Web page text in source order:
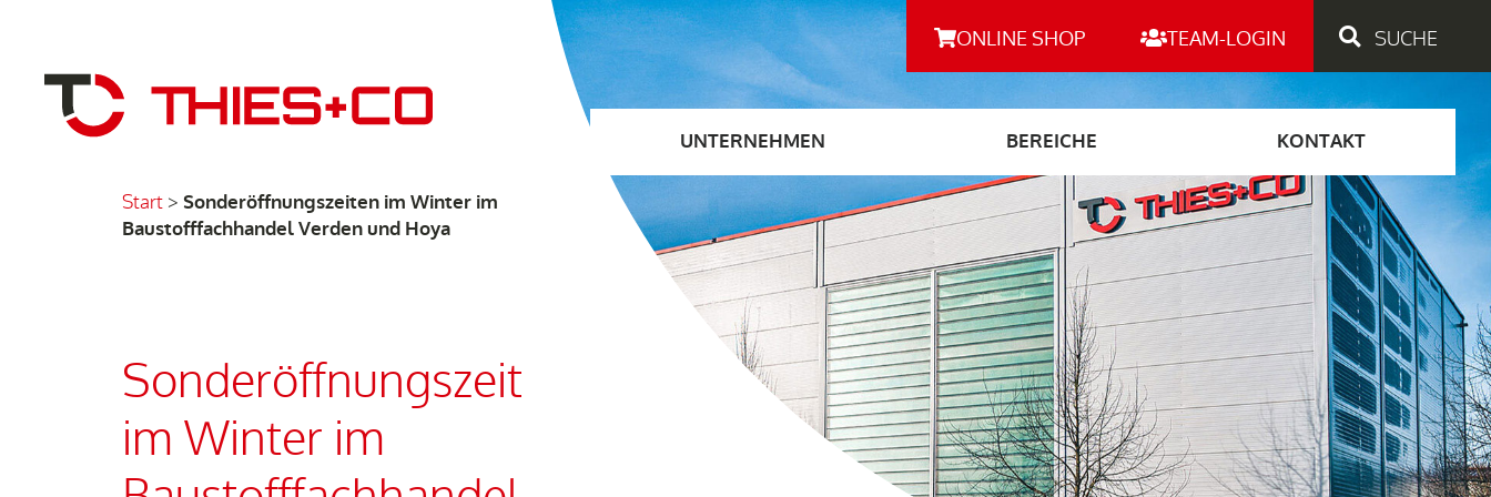
Start > Sonderöffnungszeiten im Winter im
Baustofffachhandel Verden und Hoya
Sonderöffnungszeiten
im Winter im
ONLINE SHOP TEAM-LOGIN
UNTERNEHMEN BEREICHE KONTAKT